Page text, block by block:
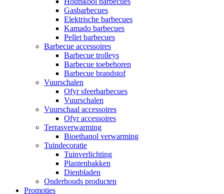
Gasbarbecues
Elektrische barbecues
Kamado barbecues
Pellet barbecues
Barbecue accessoires
Barbecue trolleys
Barbecue toebehoren
Barbecue brandstof
Vuurschalen
Ofyr sfeerbarbecues
Vuurschalen
Vuurschaal accessoires
Ofyr accessoires
Terrasverwarming
Bioethanol verwarming
Tuindecoratie
Tuinverlichting
Plantenbakken
Dienbladen
Onderhouds producten
Promoties